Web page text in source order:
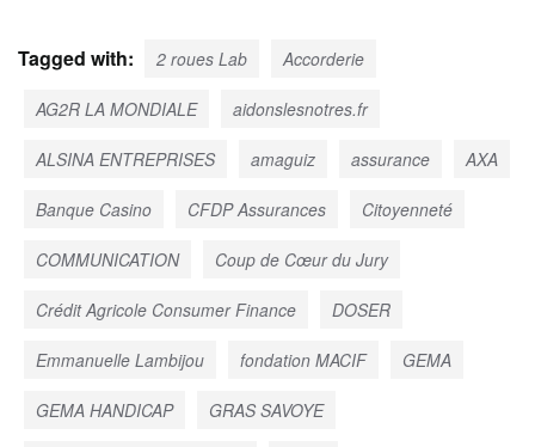
Tagged with: 2 roues Lab Accorderie
AG2R LA MONDIALE aidonslesnotres.fr
ALSINA ENTREPRISES amaguiz assurance AXA
Banque Casino CFDP Assurances Citoyenneté
COMMUNICATION Coup de Cœur du Jury
Crédit Agricole Consumer Finance DOSER
Emmanuelle Lambijou fondation MACIF GEMA
GEMA HANDICAP GRAS SAVOYE